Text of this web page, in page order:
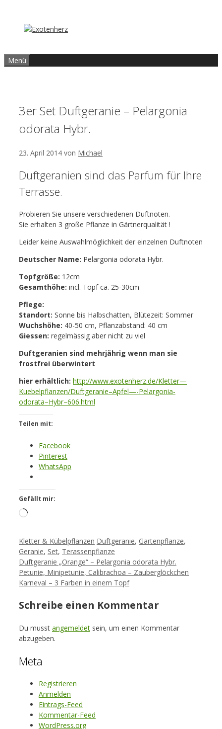
springen
Menü
3er Set Duftgeranie – Pelargonia
odorata Hybr.
23. April 2014 von Michael
Duftgeranien sind das Parfum für Ihre
Terrasse.
Probieren Sie unsere verschiedenen Duftnoten.
Sie erhalten 3 große Pflanze in Gärtnerqualität !
Leider keine Auswahlmöglichkeit der einzelnen Duftnoten
Deutscher Name: Pelargonia odorata Hybr.
Topfgröße: 12cm
Gesamthöhe: incl. Topf ca. 25-30cm
Pflege:
Standort: Sonne bis Halbschatten, Blütezeit: Sommer
Wuchshöhe: 40-50 cm, Pflanzabstand: 40 cm
Giessen: regelmässig aber nicht zu viel
Duftgeranien sind mehrjährig wenn man sie
frostfrei überwintert
hier erhältlich: http://www.exotenherz.de/Kletter—
Kuebelpflanzen/Duftgeranie–Apfel—-Pelargonia-
odorata–Hybr–606.html
Teilen mit:
Facebook
Pinterest
WhatsApp
Gefällt mir:
Loading…
Kategorien
Kletter & Kübelpflanzen Schlagwörter
Duftgeranie, Gartenpflanze,
Geranie, Set, Terassenpflanze
Duftgeranie „Orange“ – Pelargonia odorata Hybr.
Petunie, Minipetunie, Calibrachoa – Zauberglöckchen
Karneval – 3 Farben in einem Topf
Schreibe einen Kommentar
Du musst angemeldet sein, um einen Kommentar
abzugeben.
Meta
Registrieren
Anmelden
Eintrags-Feed
Kommentar-Feed
WordPress.org